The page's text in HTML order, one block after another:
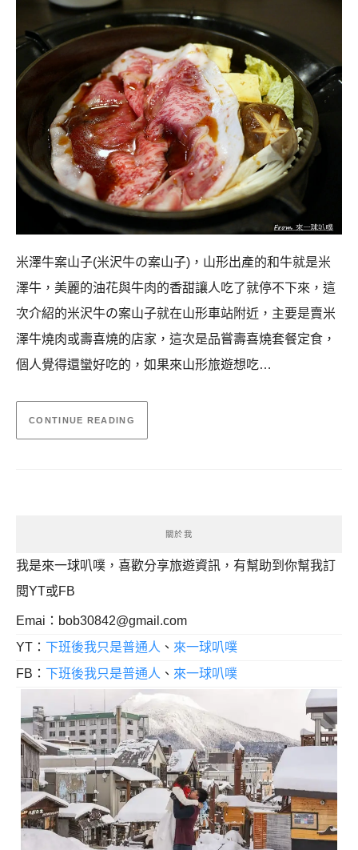
米澤牛案山子(米沢牛の案山子)，山形出產的和牛就是米
澤牛，美麗的油花與牛肉的香甜讓人吃了就停不下來，這
次介紹的米沢牛の案山子就在山形車站附近，主要是賣米
澤牛燒肉或壽喜燒的店家，這次是品嘗壽喜燒套餐定食，
個人覺得還蠻好吃的，如果來山形旅遊想吃…
CONTINUE READING
關於我
我是來一球叭噗，喜歡分享旅遊資訊，有幫助到你幫我訂
閱YT或FB
Emai： bob30842@gmail.com
YT： 下班後我只是普通人 、 來一球叭噗
FB： 下班後我只是普通人 、 來一球叭噗